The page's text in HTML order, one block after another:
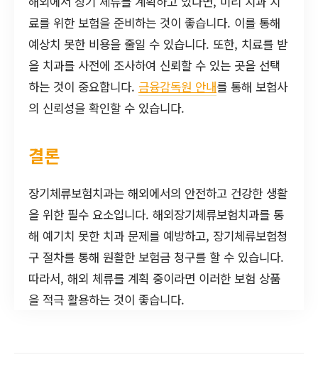
료를 위한 보험을 준비하는 것이 좋습니다. 이를 통해
예상치 못한 비용을 줄일 수 있습니다. 또한, 치료를 받
을 치과를 사전에 조사하여 신뢰할 수 있는 곳을 선택
하는 것이 중요합니다. 금융감독원 안내를 통해 보험사
의 신뢰성을 확인할 수 있습니다.
결론
장기체류보험치과는 해외에서의 안전하고 건강한 생활
을 위한 필수 요소입니다. 해외장기체류보험치과를 통
해 예기치 못한 치과 문제를 예방하고, 장기체류보험청
구 절차를 통해 원활한 보험금 청구를 할 수 있습니다.
따라서, 해외 체류를 계획 중이라면 이러한 보험 상품
을 적극 활용하는 것이 좋습니다.